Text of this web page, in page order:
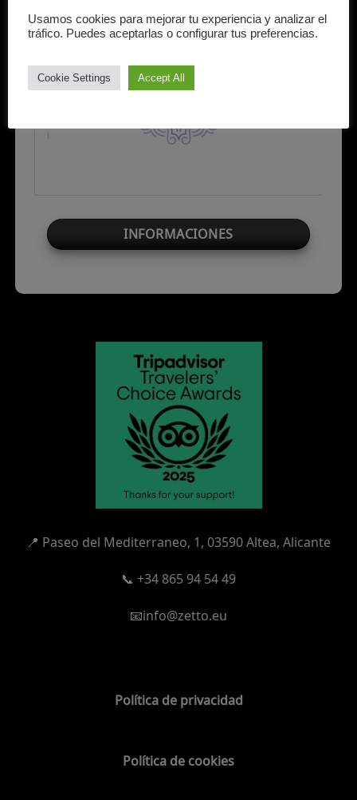
INFORMACIONES
📍 Paseo del Mediterraneo, 1, 03590 Altea, Alicante
📞 +34 865 94 54 49
📧info@zetto.eu
Política de privacidad
Política de cookies
Usamos cookies para mejorar tu experiencia y analizar el
tráfico. Puedes aceptarlas o configurar tus preferencias.
Cookie Settings Accept All